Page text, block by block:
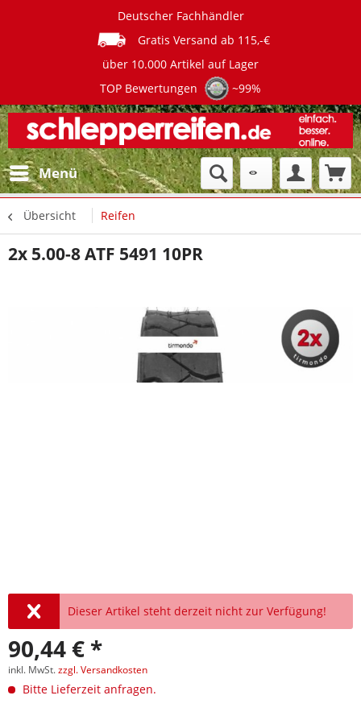
Deutscher Fachhändler
Gratis Versand ab 115,-€
über 10.000 Artikel auf Lager
TOP Bewertungen
~99%
Menü
Übersicht Reifen
2x 5.00-8 ATF 5491 10PR
Dieser Artikel steht derzeit nicht zur Verfügung!
90,44 € *
inkl. MwSt.zzgl. Versandkosten
Bitte Lieferzeit anfragen.